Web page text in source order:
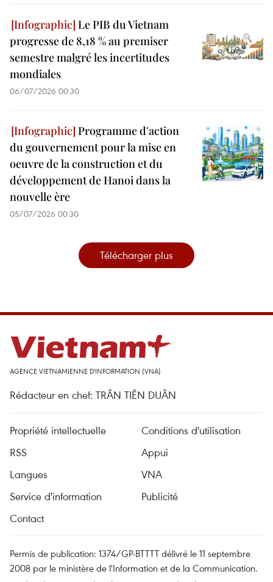
Le PIB du Vietnam
progresse de 8,18 % au premiser
semestre malgré les incertitudes
mondiales
06/07/2026 00:30
Programme d'action
du gouvernement pour la mise en
oeuvre de la construction et du
développement de Hanoi dans la
nouvelle ère
05/07/2026 00:30
Télécharger plus
AGENCE VIETNAMIENNE D'INFORMATION (VNA)
Rédacteur en chef: TRÂN TIÊN DUÂN
Propriété intellectuelle
Conditions d'utilisation
RSS
Appui
Langues
VNA
Service d'information
Publicité
Contact
Permis de publication: 1374/GP-BTTTT délivré le 11 septembre
2008 par le ministère de l'Information et de la Communication.